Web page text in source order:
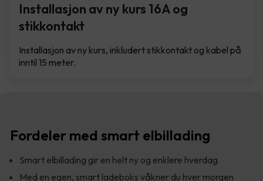
Installasjon av ny kurs 16A og
stikkontakt
Installasjon av ny kurs, inkludert stikkontakt og kabel på
inntil 15 meter.
Fordeler med smart elbillading
Smart elbillading gir en helt ny og enklere hverdag
Med en egen, smart ladeboks våkner du hver morgen